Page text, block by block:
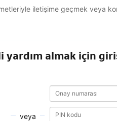
iletişime geçmek veya
yardım almak için
veya
Onay
numarası
Onay
numarası